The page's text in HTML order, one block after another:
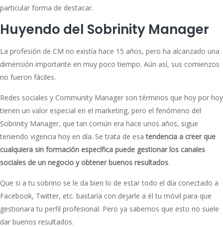
particular forma de destacar.
Huyendo del Sobrinity Manager
La profesión de CM no existía hace 15 años, pero ha alcanzado una
dimensión importante en muy poco tiempo. Aún así, sus comienzos
no fueron fáciles.
Redes sociales y Community Manager son términos que hoy por hoy
tienen un valor especial en el marketing, pero el fenómeno del
Sobrinity Manager, que tan común era hace unos años, sigue
teniendo vigencia hoy en día. Se trata de esatendencia a creer que
cualquiera sin formación específica puede gestionar los canales
sociales de un negocio y obtener buenos resultados.
Que si a tu sobrino se le da bien lo de estar todo el día conectado a
Facebook, Twitter, etc. bastaría con dejarle a él tu móvil para que
gestionara tu perfil profesional. Pero ya sabemos que esto no suele
dar buenos resultados.